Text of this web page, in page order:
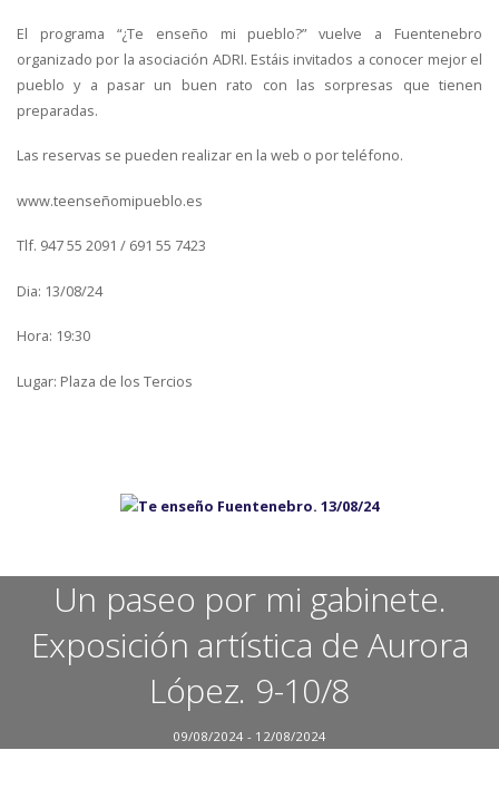
El programa “¿Te enseño mi pueblo?” vuelve a Fuentenebro
organizado por la asociación ADRI. Estáis invitados a conocer mejor el
pueblo y a pasar un buen rato con las sorpresas que tienen
preparadas.
Las reservas se pueden realizar en la web o por teléfono.
www.teenseñomipueblo.es
Tlf. 947 55 2091 / 691 55 7423
Dia: 13/08/24
Hora: 19:30
Lugar: Plaza de los Tercios
Un paseo por mi gabinete.
Exposición artística de Aurora
López. 9-10/8
09/08/2024 - 12/08/2024